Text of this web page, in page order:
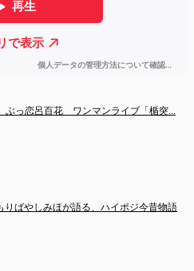
ぶっ恋呂百花　ワンマンライブ「楯突...
りばやしみほが語る、ハイポジ今昔物語